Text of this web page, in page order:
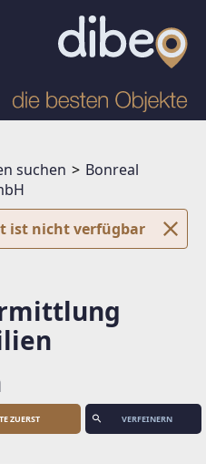
suchen
Bonreal
ist nicht verfügbar
VERFEINERN